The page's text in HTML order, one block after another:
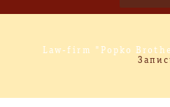
Law-firm "Popko